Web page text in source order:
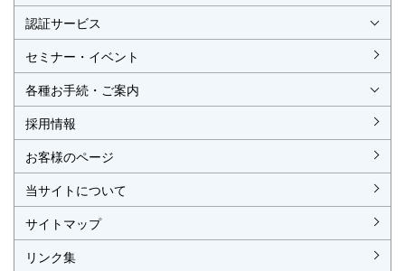
認証サービス
ISO認証（マネジメントシステム）
ISO 9001 （品質）
ISO 14001（環境）
ISO 55001（アセット）
ISO 45001（労働安全衛生）
ISO 27001（情報セキュリティ）
MSAの審査認証
ISOとは？
JIS製品認証
JIS製品認証の手続き
認証リスト
セミナー・イベント
各種お手続・ご案内
採用情報
お客様のページ
当サイトについて
サイトマップ
リンク集